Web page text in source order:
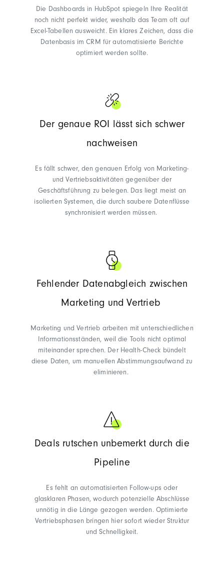
Die Dashboards in HubSpot spiegeln Ihre Realität
noch nicht perfekt wider, weshalb das Team oft auf
Excel-Tabellen ausweicht. Ein klares Zeichen, dass die
Datenbasis im CRM für automatisierte Berichte
optimiert werden sollte.
Der genaue ROI lässt sich schwer
nachweisen
Es fällt schwer, den genauen Erfolg von Marketing-
und Vertriebsaktivitäten gegenüber der
Geschäftsführung zu belegen. Das liegt meist an
isolierten Systemen, die durch saubere Datenflüsse
synchronisiert werden müssen.
Fehlender Datenabgleich zwischen
Marketing und Vertrieb
Marketing und Vertrieb arbeiten mit unterschiedlichen
Informationsständen, weil die Tools nicht optimal
miteinander sprechen. Der Health-Check bündelt
diese Daten, um manuellen Abstimmungsaufwand zu
eliminieren.
Deals rutschen unbemerkt durch die
Pipeline
Es fehlt an automatisierten Follow-ups oder
glasklaren Phasen, wodurch potenzielle Abschlüsse
unnötig in die Länge gezogen werden. Optimierte
Vertriebsphasen bringen hier sofort wieder Struktur
und Schnelligkeit.